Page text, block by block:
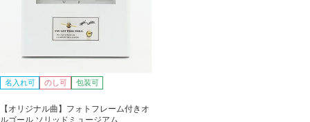
名入れ可 のし可 包装可
【オリジナル曲】フォトフレーム付きオ
ルゴール ソリッドミュージアム